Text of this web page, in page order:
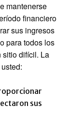
mantenerse
financiero
sus ingresos
para todos los
sitio difícil. La
sus